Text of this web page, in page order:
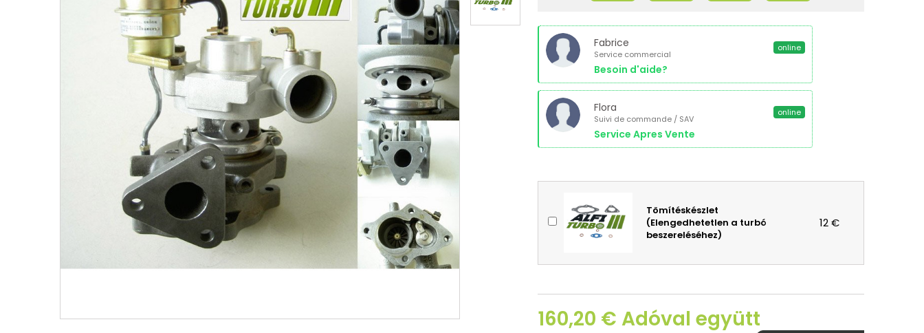
Fabrice
Service commercial
Besoin d'aide?
online
Flora
Suivi de commande / SAV
Service Apres Vente
online
Tömítéskészlet
(Elengedhetetlen a turbó
beszereléséhez)
12 €
160,20 € Adóval együtt